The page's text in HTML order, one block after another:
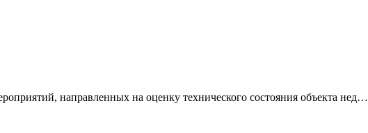
направленных на оценку технического состояния объекта нед…